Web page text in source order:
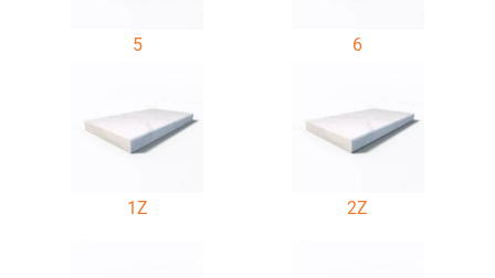
5 6
1Z 2Z